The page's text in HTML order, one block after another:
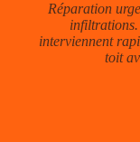
Réparation
interviennent
toit